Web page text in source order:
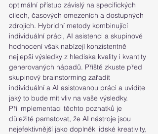
optimální přístup závislý na specifických
cílech, časových omezeních a dostupných
zdrojích. Hybridní metody kombinující
individuální práci, AI asistenci a skupinové
hodnocení však nabízejí konzistentně
nejlepší výsledky z hlediska kvality i kvantity
generovaných nápadů. Příště zkuste před
skupinový brainstorming zařadit
individuální a AI asistovanou práci a uvidíte
jaký to bude mít vliv na vaše výsledky.
Při implementaci těchto poznatků je
důležité pamatovat, že AI nástroje jsou
nejefektivnější jako doplněk lidské kreativity,